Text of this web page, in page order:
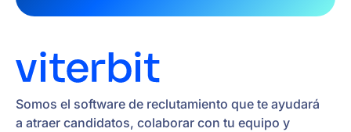
Somos el software de reclutamiento que te ayudará
a atraer candidatos, colaborar con tu equipo y